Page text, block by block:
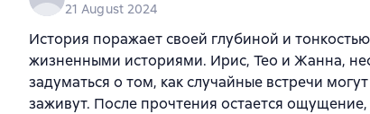
21 August 2024
История поражает своей глубиной и
жизненными историями. Ирис, Тео и Жанна,
задуматься о том, как случайные встречи
заживут. После прочтения остается